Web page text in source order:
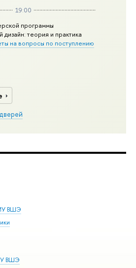
19:00
программы
дизайн: теория и практика
на вопросы по поступлению
ВШЭ
ВШЭ